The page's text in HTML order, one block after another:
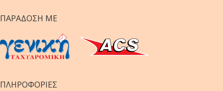
ΠΑΡΆΔΟΣΗ ΜΕ
ΠΛΗΡΟΦΟΡΙΕΣ